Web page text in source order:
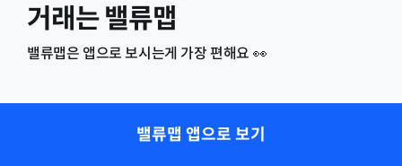
거래는 밸류맵
밸류맵은 앱으로 보시는게 가장 편해요 👀
밸류맵 앱으로 보기